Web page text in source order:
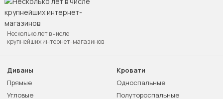
Несколько лет в числе
крупнейших интернет-магазинов
Диваны
Прямые
Угловые
Кровати
Односпальные
Полутороспальные